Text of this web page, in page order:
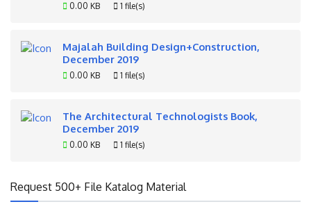
0.00 KB 1 file(s)
Majalah Building Design+Construction,
December 2019
0.00 KB 1 file(s)
The Architectural Technologists Book,
December 2019
0.00 KB 1 file(s)
Request 500+ File Katalog Material